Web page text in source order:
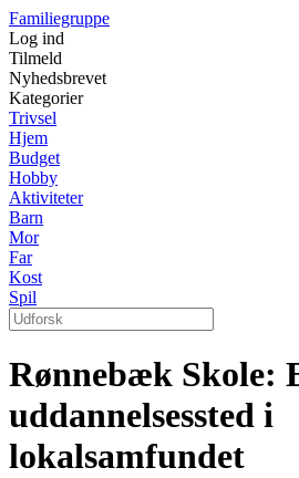
Familiegruppe
Log ind
Tilmeld
Nyhedsbrevet
Kategorier
Trivsel
Hjem
Budget
Hobby
Aktiviteter
Barn
Mor
Far
Kost
Spil
Rønnebæk Skole:
uddannelsessted i
lokalsamfundet